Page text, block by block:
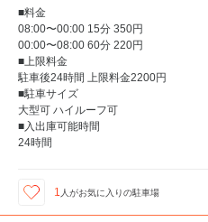
■料金
08:00〜00:00 15分 350円
00:00〜08:00 60分 220円
■上限料金
駐車後24時間 上限料金2200円
■駐車サイズ
大型可 ハイルーフ可
■入出庫可能時間
24時間
1 人がお気に入りの駐車場